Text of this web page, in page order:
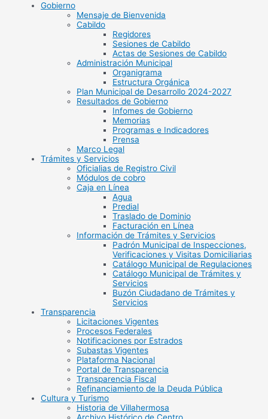
Gobierno
Mensaje de Bienvenida
Cabildo
Regidores
Sesiones de Cabildo
Actas de Sesiones de Cabildo
Administración Municipal
Organigrama
Estructura Orgánica
Plan Municipal de Desarrollo 2024-2027
Resultados de Gobierno
Infomes de Gobierno
Memorias
Programas e Indicadores
Prensa
Marco Legal
Trámites y Servicios
Oficialias de Registro Civil
Módulos de cobro
Caja en Línea
Agua
Predial
Traslado de Dominio
Facturación en Línea
Información de Trámites y Servicios
Padrón Municipal de Inspecciones,
Verificaciones y Visitas Domiciliarias
Catálogo Municipal de Regulaciones
Catálogo Municipal de Trámites y
Servicios
Buzón Ciudadano de Trámites y
Servicios
Transparencia
Licitaciones Vigentes
Procesos Federales
Notificaciones por Estrados
Subastas Vigentes
Plataforma Nacional
Portal de Transparencia
Transparencia Fiscal
Refinanciamiento de la Deuda Pública
Cultura y Turismo
Historia de Villahermosa